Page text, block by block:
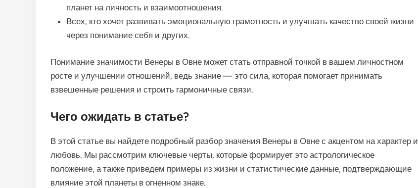
планет на личность и взаимоотношения.
Всех, кто хочет развивать эмоциональную грамотность и улучшать качество своей жизни
через понимание себя и других.
Понимание значимости Венеры в Овне может стать отправной точкой в вашем личностном
росте и улучшении отношений, ведь знание — это сила, которая помогает принимать
взвешенные решения и строить гармоничные связи.
Чего ожидать в статье?
В этой статье вы найдете подробный разбор значения Венеры в Овне с акцентом на характер и
любовь. Мы рассмотрим ключевые черты, которые формирует это астрологическое
положение, а также приведем примеры из жизни и статистические данные, подтверждающие
влияние этой планеты в огненном знаке.